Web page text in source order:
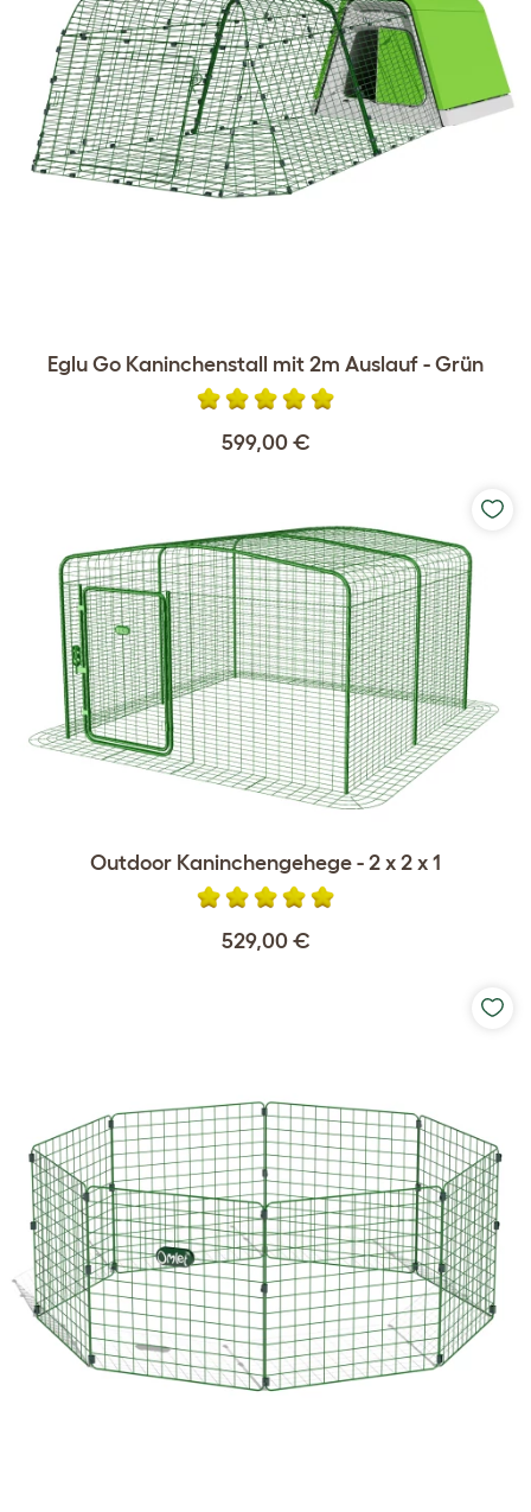
Eglu Go Kaninchenstall mit 2m Auslauf - Grün
599,00 €
Outdoor Kaninchengehege - 2 x 2 x 1
529,00 €